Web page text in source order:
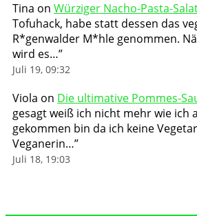
Tina on Würziger Nacho-Pasta-
Tofuhack, habe statt dessen das
R*genwalder M*hle genommen.
wird es…”
Juli 19, 09:32
Viola on Die ultimative Pommes-
gesagt weiß ich nicht mehr wie ich
gekommen bin da ich keine
Veganerin…”
Juli 18, 19:03